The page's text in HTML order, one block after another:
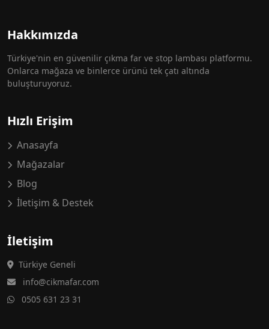
Hakkımızda
Türkiye'nin en güvenilir çıkma far ve stop lambası platformu.
Onlarca mağaza ve binlerce ürünü tek çatı altında
buluşturuyoruz.
Hızlı Erişim
Anasayfa
Mağazalar
Blog
İletişim & Destek
İletişim
Türkiye Geneli
info@cikmafar.com
0505 631 23 31